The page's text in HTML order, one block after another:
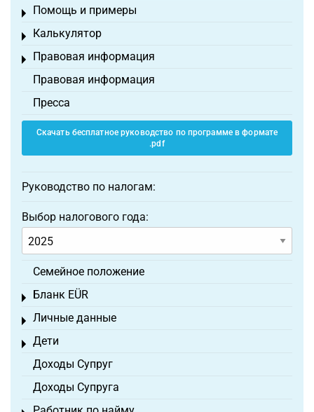
Помощь и примеры
Toggle menu
Калькулятор
Toggle menu
Правовая информация
Toggle menu
Правовая информация
Пресса
Скачать бесплатное руководство по программе в формате
.pdf
Руководство по налогам:
Выбор налогового года:
Семейное положение
Бланк EÜR
Toggle menu
Личные данные
Toggle menu
Дети
Toggle menu
Доходы Супруг
Доходы Супруга